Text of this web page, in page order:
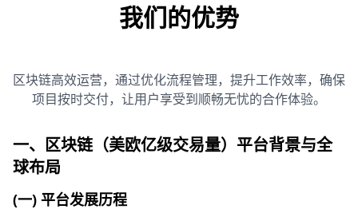
我们的优势
区块链高效运营，通过优化流程管理，提升工作效率，确保
项目按时交付，让用户享受到顺畅无忧的合作体验。
一、区块链（美欧亿级交易量）平台背景与全
球布局
(一) 平台发展历程